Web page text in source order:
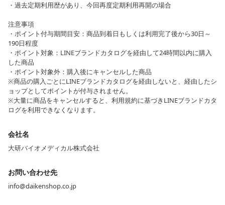
・過去定期利用歴があり、今回再度定期利用再開の場合
注意事項
・ポイント付与期間目安：商品到着日もしくは利用完了後から30日～
190日程度
・ポイント対象：LINEブランドカタログを経由して24時間以内に購入
した商品
・ポイント対象外：購入後にキャンセルした商品
※商品の購入ごとにLINEブランドカタログを経由しないと、経由したシ
ョップとしてポイントが付与されません。
※大量に商品をキャンセルすると、利用規約に基づきLINEブランドカタ
ログを利用できなくなります。
会社名
大研バイオメディカル株式会社
お問い合わせ先
info@daikenshop.co.jp